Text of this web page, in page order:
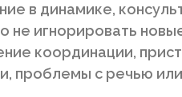
в динамике,
не игнорировать
координации,
проблемы с речью